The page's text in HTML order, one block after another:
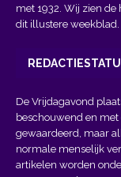
met 1932. Wij zien
dit illustere weekblad.
De Vrijdagavond
beschouwend en
gewaardeerd, maar
normale menselijk
artikelen worden